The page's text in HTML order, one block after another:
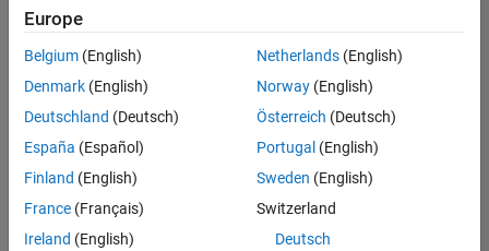
correspondant
à vos
critères
de
recherche.
Vous
pouvez
élargir
votre
recherche
Europe
Belgium (English)
Denmark (English)
Deutschland (Deutsch)
España (Español)
Finland (English)
France (Français)
Ireland (English)
Netherlands(English)
Norway(English)
Österreich (Deutsch)
Portugal (English)
Sweden (English)
Switzerland
Deutsch